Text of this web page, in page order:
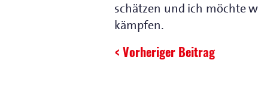
schätzen und ich möchte
kämpfen.
< Vorheriger Beitrag